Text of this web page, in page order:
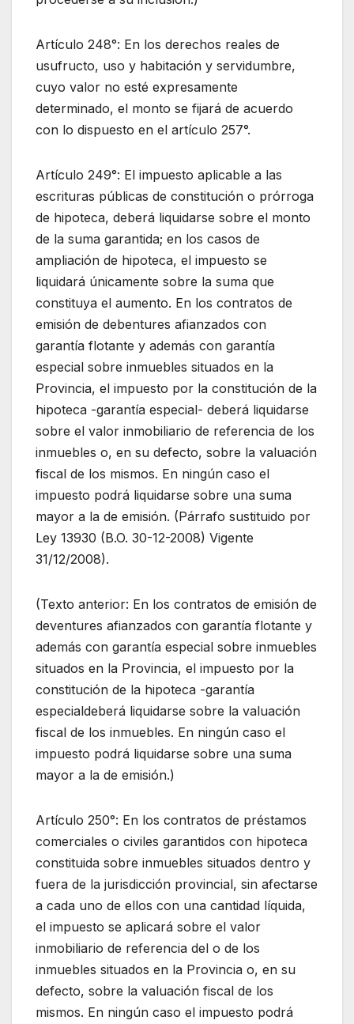
Artículo 248°: En los derechos reales de
usufructo, uso y habitación y servidumbre,
cuyo valor no esté expresamente
determinado, el monto se fijará de acuerdo
con lo dispuesto en el artículo 257°.
Artículo 249°: El impuesto aplicable a las
escrituras públicas de constitución o prórroga
de hipoteca, deberá liquidarse sobre el monto
de la suma garantida; en los casos de
ampliación de hipoteca, el impuesto se
liquidará únicamente sobre la suma que
constituya el aumento. En los contratos de
emisión de debentures afianzados con
garantía flotante y además con garantía
especial sobre inmuebles situados en la
Provincia, el impuesto por la constitución de la
hipoteca -garantía especial- deberá liquidarse
sobre el valor inmobiliario de referencia de los
inmuebles o, en su defecto, sobre la valuación
fiscal de los mismos. En ningún caso el
impuesto podrá liquidarse sobre una suma
mayor a la de emisión. (Párrafo sustituido por
Ley 13930 (B.O. 30-12-2008) Vigente
31/12/2008).
(Texto anterior: En los contratos de emisión de
deventures afianzados con garantía flotante y
además con garantía especial sobre inmuebles
situados en la Provincia, el impuesto por la
constitución de la hipoteca -garantía
especialdeberá liquidarse sobre la valuación
fiscal de los inmuebles. En ningún caso el
impuesto podrá liquidarse sobre una suma
mayor a la de emisión.)
Artículo 250°: En los contratos de préstamos
comerciales o civiles garantidos con hipoteca
constituida sobre inmuebles situados dentro y
fuera de la jurisdicción provincial, sin afectarse
a cada uno de ellos con una cantidad líquida,
el impuesto se aplicará sobre el valor
inmobiliario de referencia del o de los
inmuebles situados en la Provincia o, en su
defecto, sobre la valuación fiscal de los
mismos. En ningún caso el impuesto podrá